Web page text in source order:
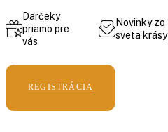
Darčeky
priamo pre
vás
Novinky zo
sveta krásy
REGISTRÁCIA